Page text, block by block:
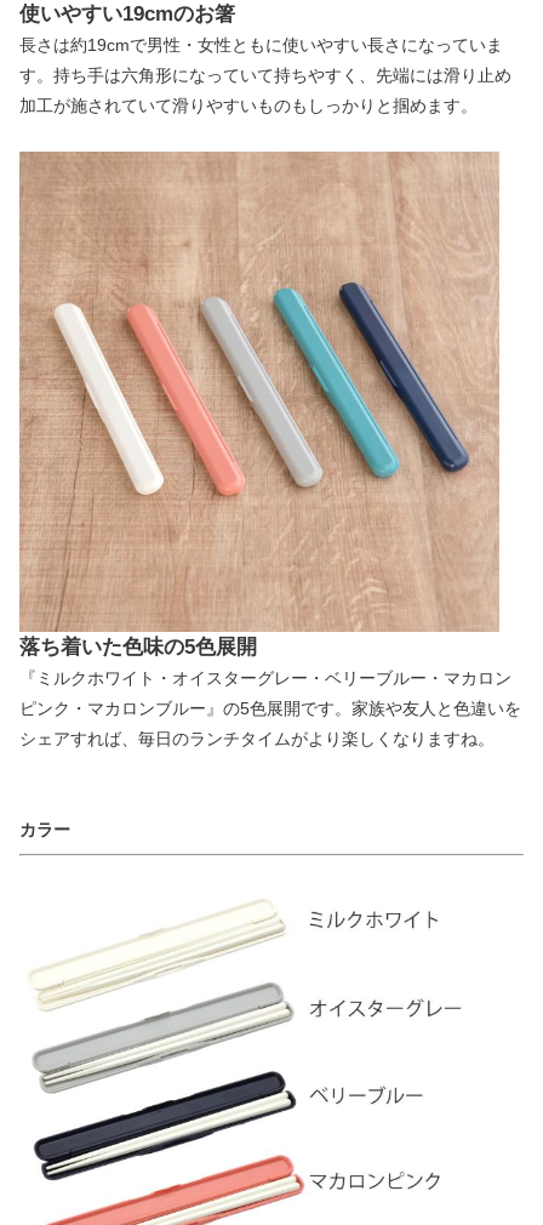
使いやすい19cmのお箸
長さは約19cmで男性・女性ともに使いやすい長さになっていま
す。持ち手は六角形になっていて持ちやすく、先端には滑り止め
加工が施されていて滑りやすいものもしっかりと掴めます。
落ち着いた色味の5色展開
『ミルクホワイト・オイスターグレー・ベリーブルー・マカロン
ピンク・マカロンブルー』の5色展開です。家族や友人と色違いを
シェアすれば、毎日のランチタイムがより楽しくなりますね。
カラー